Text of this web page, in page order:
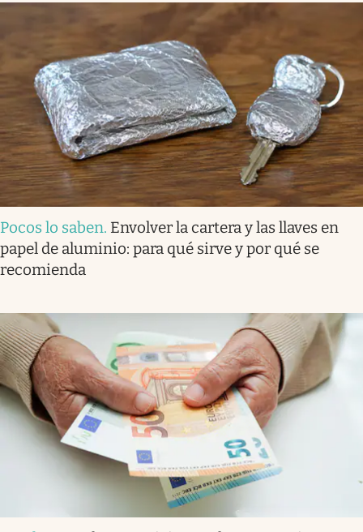
Pocos lo saben. Envolver la cartera y las llaves en
papel de aluminio: para qué sirve y por qué se
recomienda